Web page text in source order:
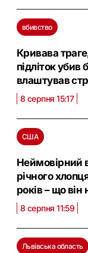
вбивство
Кривава
підліток убив
влаштував
8 серпня 15:17
США
Неймовірний
річного
років – що він
8 серпня 11:59
Львівська область